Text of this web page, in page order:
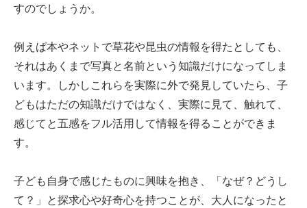
すのでしょうか。
例えば本やネットで草花や昆虫の情報を得たとしても、
それはあくまで写真と名前という知識だけになってしま
います。しかしこれらを実際に外で発見していたら、子
どもはただの知識だけではなく、実際に見て、触れて、
感じてと五感をフル活用して情報を得ることができま
す。
子ども自身で感じたものに興味を抱き、「なぜ？どうし
て？」と探求心や好奇心を持つことが、大人になったと